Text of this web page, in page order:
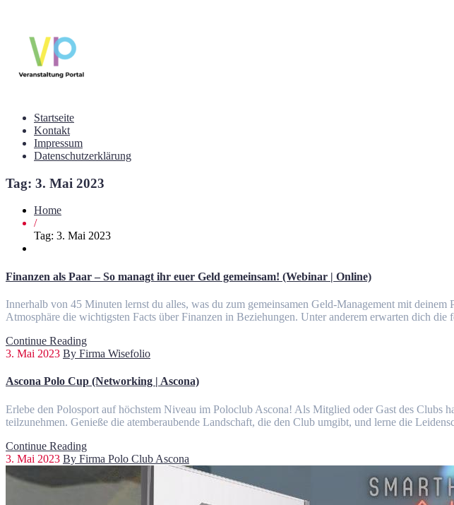
Startseite
Kontakt
Impressum
Datenschutzerklärung
Tag: 3. Mai 2023
Home
/
Tag: 3. Mai 2023
Finanzen als Paar – So managt ihr euer Geld gemeinsam! (Webinar | Online)
Innerhalb von 45 Minuten lernst du alles, was du zum gemeinsamen Geld-Management mit
Atmosphäre die wichtigsten Facts über Finanzen in Beziehungen. Unter anderem erwarten dich
Continue Reading
3. Mai 2023 By Firma Wisefolio
Ascona Polo Cup (Networking | Ascona)
Erlebe den Polosport auf höchstem Niveau im Poloclub Ascona! Als Mitglied oder Gast des Clubs
teilzunehmen. Genieße die atemberaubende Landschaft, die den Club umgibt, und lerne die
Continue Reading
3. Mai 2023 By Firma Polo Club Ascona